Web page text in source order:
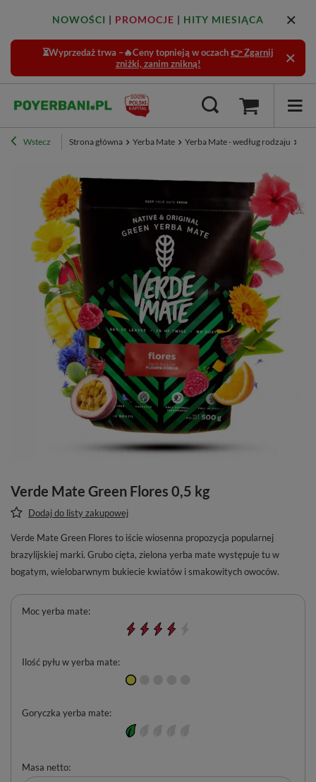
NOWOŚCI | PROMOCJE | HITY MIESIĄCA
⏳Wyprzedaż trwa –🔥Ceny topnieją w oczach 👉 Zgarnij
zniżki, zanim znikną!
Wstecz Strona główna Yerba Mate Yerba Mate - według rodzaju
Verde Mate Green Flores 0,5 kg
Dodaj do listy zakupowej
Verde Mate Green Flores to iście wiosenna propozycja popularnej
brazylijskiej marki. Grubo cięta, zielona yerba mate występuje tu w
bogatym, wielobarwnym bukiecie kwiatów i smakowitych owoców.
Masa netto
Moc yerba mate
Ilość pyłu w yerba mate
Goryczka yerba mate